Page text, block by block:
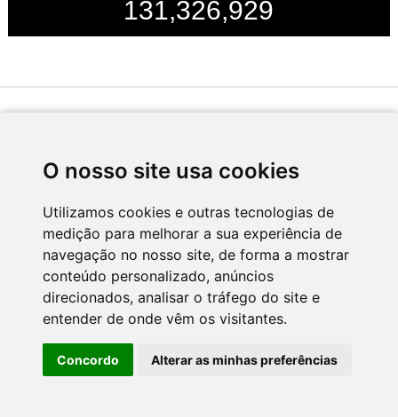
O nosso site usa cookies
Utilizamos cookies e outras tecnologias de
medição para melhorar a sua experiência de
navegação no nosso site, de forma a mostrar
conteúdo personalizado, anúncios
direcionados, analisar o tráfego do site e
entender de onde vêm os visitantes.
Concordo Alterar as minhas preferências
131,326,929
CNC - Centro Nacional de Cultura 2026 © Todos os direitos reservados